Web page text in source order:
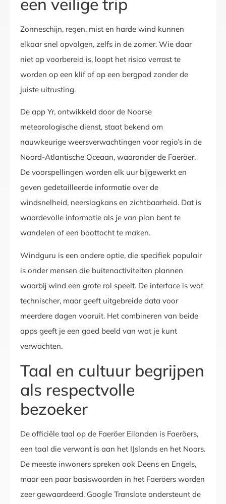
Zonneschijn, regen, mist en harde wind kunnen
elkaar snel opvolgen, zelfs in de zomer. Wie daar
niet op voorbereid is, loopt het risico verrast te
worden op een klif of op een bergpad zonder de
juiste uitrusting.
De app Yr, ontwikkeld door de Noorse
meteorologische dienst, staat bekend om
nauwkeurige weersverwachtingen voor regio’s in de
Noord-Atlantische Oceaan, waaronder de Faeröer.
De voorspellingen worden elk uur bijgewerkt en
geven gedetailleerde informatie over de
windsnelheid, neerslagkans en zichtbaarheid. Dat is
waardevolle informatie als je van plan bent te
wandelen of een boottocht te maken.
Windguru is een andere optie, die specifiek populair
is onder mensen die buitenactiviteiten plannen
waarbij wind een grote rol speelt. De interface is wat
technischer, maar geeft uitgebreide data voor
meerdere dagen vooruit. Het combineren van beide
apps geeft je een goed beeld van wat je kunt
verwachten.
Taal en cultuur begrijpen
als respectvolle
bezoeker
De officiële taal op de Faeröer Eilanden is Faeröers,
een taal die verwant is aan het IJslands en het Noors.
De meeste inwoners spreken ook Deens en Engels,
maar een paar basiswoorden in het Faeröers worden
zeer gewaardeerd. Google Translate ondersteunt de